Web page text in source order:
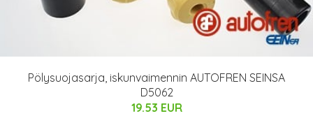
Pölysuojasarja, iskunvaimennin AUTOFREN SEINSA
D5062
19.53 EUR